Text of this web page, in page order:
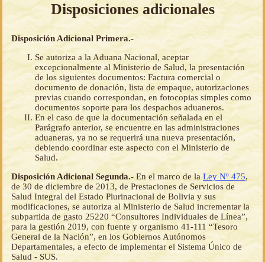
Disposiciones adicionales
Disposición Adicional Primera.-
Se autoriza a la Aduana Nacional, aceptar
excepcionalmente al Ministerio de Salud, la presentación
de los siguientes documentos: Factura comercial o
documento de donación, lista de empaque, autorizaciones
previas cuando correspondan, en fotocopias simples como
documentos soporte para los despachos aduaneros.
En el caso de que la documentación señalada en el
Parágrafo anterior, se encuentre en las administraciones
aduaneras, ya no se requerirá una nueva presentación,
debiendo coordinar este aspecto con el Ministerio de
Salud.
Disposición Adicional Segunda.- En el marco de la Ley Nº 475,
de 30 de diciembre de 2013, de Prestaciones de Servicios de
Salud Integral del Estado Plurinacional de Bolivia y sus
modificaciones, se autoriza al Ministerio de Salud incrementar la
subpartida de gasto 25220 “Consultores Individuales de Línea”,
para la gestión 2019, con fuente y organismo 41-111 “Tesoro
General de la Nación”, en los Gobiernos Autónomos
Departamentales, a efecto de implementar el Sistema Único de
Salud - SUS.